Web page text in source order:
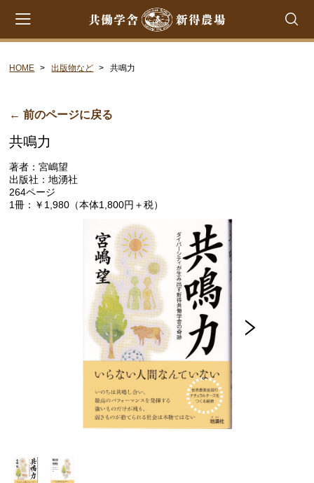
CATEGORY
共働学舎のチーズ
ラクレット
フロマージュ・フレ
プチ・プレジール
フロマージュ・ブラン
共働学舎の加工食品
ホエイジャム
HOME 出版物など 共鳴力
← 前のページに戻る
共鳴力
著者：宮嶋望
出版社：地湧社
264ページ
1冊：￥1,980（本体1,800円＋税）